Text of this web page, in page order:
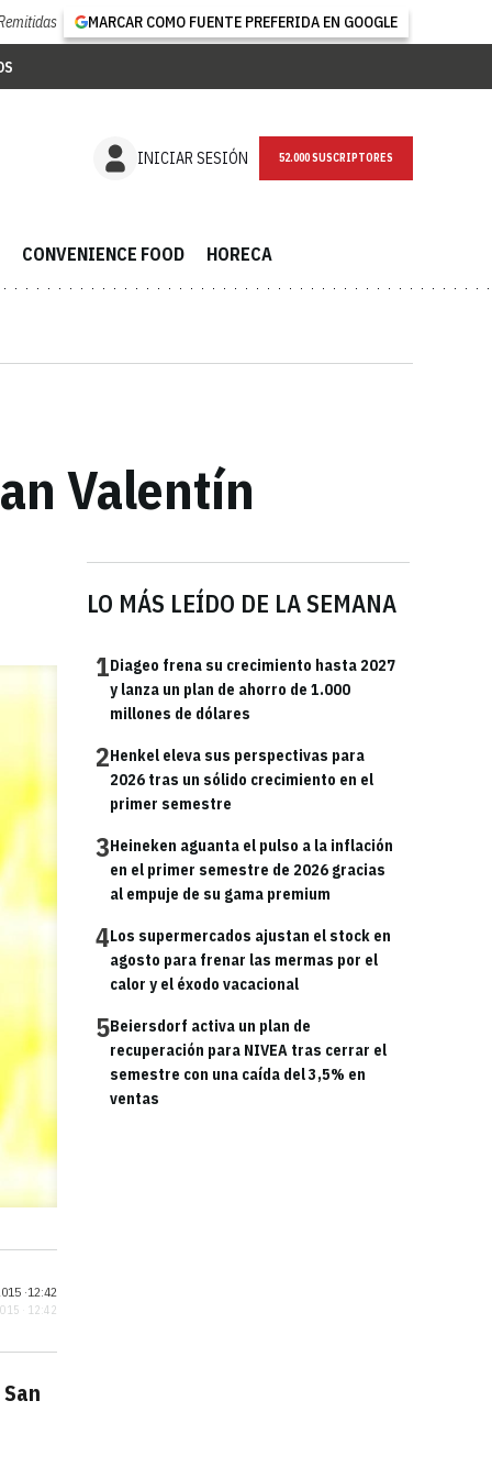
MARCAR COMO FUENTE PREFERIDA EN GOOGLE
INICIAR SESIÓN NEWSLETTER
CONVENIENCE FOOD HORECA
Valentín
LO MÁS LEÍDO DE LA SEMANA
1Diageo frena su crecimiento hasta 2027
y lanza un plan de ahorro de 1.000
millones de dólares
2Henkel eleva sus perspectivas para
2026 tras un sólido crecimiento en el
primer semestre
3Heineken aguanta el pulso a la inflación
en el primer semestre de 2026 gracias
al empuje de su gama premium
4Los supermercados ajustan el stock en
agosto para frenar las mermas por el
calor y el éxodo vacacional
5Beiersdorf activa un plan de
recuperación para NIVEA tras cerrar el
semestre con una caída del 3,5% en
ventas
·12:42
· 12:42